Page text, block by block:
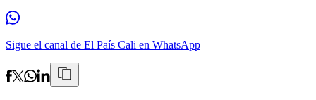
Sigue el canal de El País Cali en WhatsApp